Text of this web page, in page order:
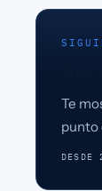
Te
punto
DESDE